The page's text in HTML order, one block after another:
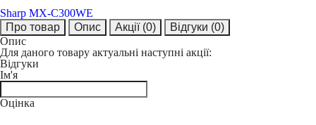
Sharp MX-C300WE
Про товар
Опис Акції (0) Відгуки (0)
Опис
Для даного товару актуальні наступні акції:
Відгуки
Ім'я
Оцінка